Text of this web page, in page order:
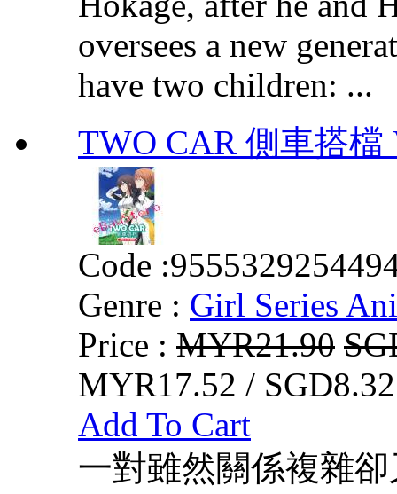
oversees a new
have two children: ...
TWO CAR 側車搭檔
Code :
Genre : Girl Series
Price : MYR21.90
MYR17.52 /
Add To Cart
一對雖然關係複雜